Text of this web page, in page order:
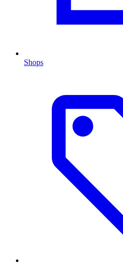
Shops